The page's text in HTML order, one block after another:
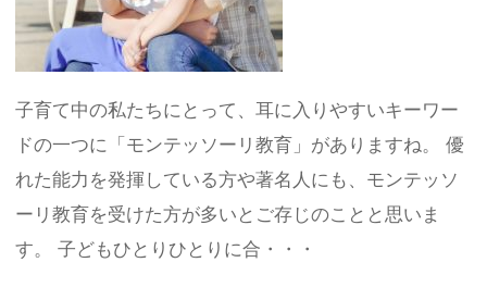
子育て中の私たちにとって、耳に入りやすいキーワー
ドの一つに「モンテッソーリ教育」がありますね。 優
れた能力を発揮している方や著名人にも、モンテッソ
ーリ教育を受けた方が多いとご存じのことと思いま
す。 子どもひとりひとりに合・・・